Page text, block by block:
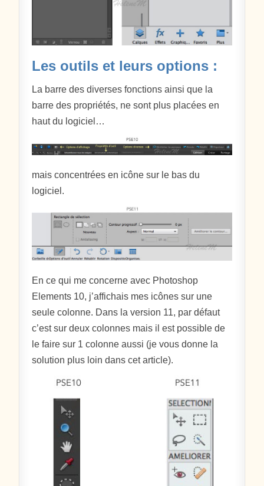
Les outils et leurs options :
La barre des diverses fonctions ainsi que la
barre des propriétés, ne sont plus placées en
haut du logiciel…
mais concentrées en icône sur le bas du
logiciel.
En ce qui me concerne avec Photoshop
Elements 10, j’affichais mes icônes sur une
seule colonne. Dans la version 11, par défaut
c’est sur deux colonnes mais il est possible de
le faire sur 1 colonne aussi (je vous donne la
solution plus loin dans cet article).